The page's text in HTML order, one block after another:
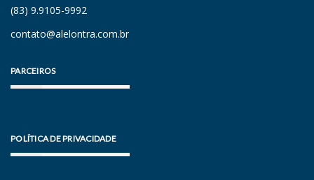
(83) 9.9105-9992
contato@alelontra.com.br
PARCEIROS
POLÍTICA DE PRIVACIDADE